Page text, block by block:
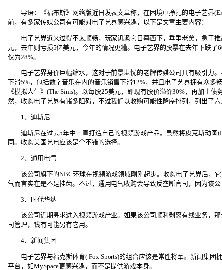
导语：《福布斯》网络版近日发表文章称，在困境中挣扎的电子艺界
前，有多家传媒公司有可能对电子艺界感兴趣，以下是文章主要内容：
电子艺界近来过得不太顺畅，玩家讥讽它日暮西下，垂垂老矣，急于推
元，去年则亏损5亿美元，今年的情况更糟。电子艺界的股票在去年下跌
仅为28%。
电子艺界身价巨幅缩水，这对于前景堪忧的老牌传媒公司具有吸引力。
下滑5%，包括数字音乐在内的音乐销售下滑12%，并且电子艺界拥有众多
《模拟人生》(The Sims)。以每股25美元，即现有股价溢价30%，再加上
然，收购电子艺界有诸多阻碍，不过我们以收购可能性降序排列，列出了
1、迪斯尼
迪斯尼在过去5年中一直打造自己的视频游戏产品。虽然将皮克斯动画
同。收购美国艺电应该是个不错的选择。
2、通用电气
该公司旗下的NBC环球在视频游戏领域刚刚起步。收购电子艺界后，它
气而言实在是不足挂齿。不过，通用电气收购会导致反垄断官司，因为该
3、时代华纳
该公司近期寻求进入视频游戏产业。如果该公司顺利剥离有线业务，那
司管理，钱有可能另有它用。
4、新闻集团
电子艺界与福克斯体育( Fox Sports)的组合应该是常胜将军。新闻集团
平台，如MySpace更感兴趣，而不是提供游戏本身。